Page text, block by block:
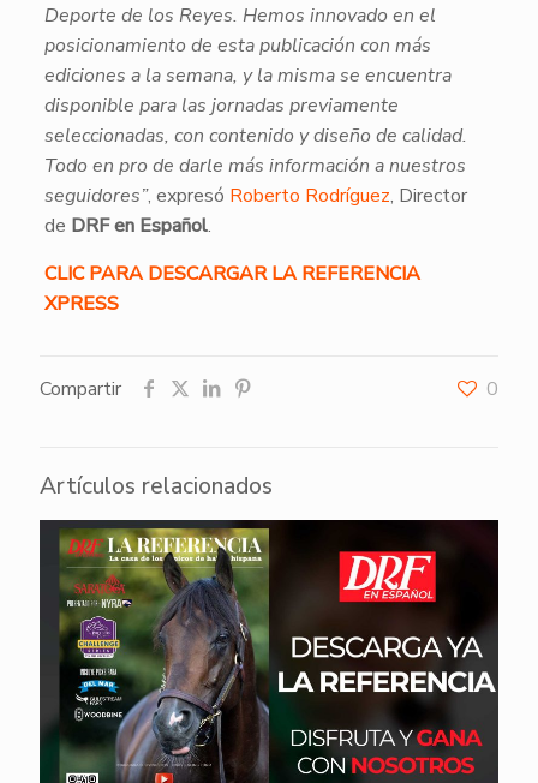
Deporte de los Reyes. Hemos innovado en el
posicionamiento de esta publicación con más
ediciones a la semana, y la misma se encuentra
disponible para las jornadas previamente
seleccionadas, con contenido y diseño de calidad.
Todo en pro de darle más información a nuestros
seguidores”, expresó Roberto Rodríguez, Director
de DRF en Español.
CLIC PARA DESCARGAR LA REFERENCIA
XPRESS
Compartir 0
Artículos relacionados